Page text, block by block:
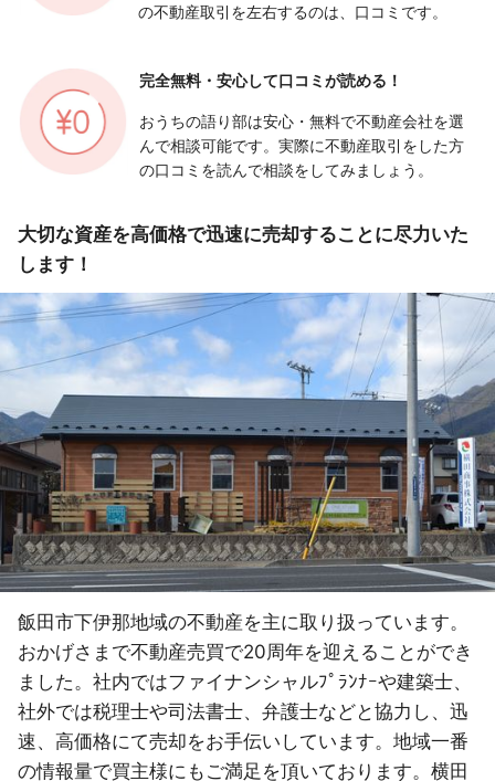
の不動産取引を左右するのは、口コミです。
完全無料・安心して口コミが読める！
おうちの語り部は安心・無料で不動産会社を選
んで相談可能です。実際に不動産取引をした方
の口コミを読んで相談をしてみましょう。
大切な資産を高価格で迅速に売却することに尽力いた
します！
飯田市下伊那地域の不動産を主に取り扱っています。
おかげさまで不動産売買で20周年を迎えることができ
ました。社内ではファイナンシャルﾌﾟﾗﾝﾅｰや建築士、
社外では税理士や司法書士、弁護士などと協力し、迅
速、高価格にて売却をお手伝いしています。地域一番
の情報量で買主様にもご満足を頂いております。横田